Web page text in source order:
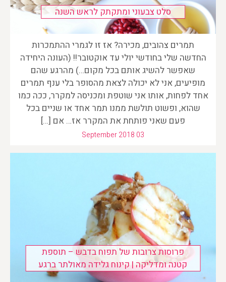
סלט צבעוני ומתקתק לראש השנה
תמרים צהובים, מכירה? אז זו לגמרי ההתמכרות
החדשה שלי בחודשי יולי עד אוקטובר!! (העונה היחידה
שאפשר להשיג אותם בכל מקום…) מהרגע שהם
מופיעים, אני לא יכולה לצאת מהסופר בלי ענף תמרים
אחד לפחות, אותו אני שוטפת ומכניסה למקרר, ככה כמו
שהוא, ופשוט תולשת ממנו תמר אחד או שניים בכל
פעם שאני פותחת את המקרר אז… אם […]
September 2018 03
פרוסות צרובות של תפוח בדבש – תוספת
קטנה ומדליקה | קינוח גלידה מאולתר ברגע